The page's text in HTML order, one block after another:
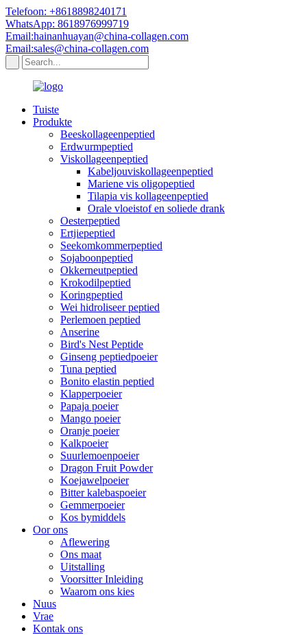
Telefoon: +8618898240171
WhatsApp: 8618976999719
Email:hainanhuayan@china-collagen.com
Email:sales@china-collagen.com
Tuiste
Produkte
Beeskollageenpeptied
Erdwurmpeptied
Viskollageenpeptied
Kabeljouviskollageenpeptied
Mariene vis oligopeptied
Tilapia vis kollageenpeptied
Orale vloeistof en soliede drank
Oesterpeptied
Ertjiepeptied
Seekomkommerpeptied
Sojaboonpeptied
Okkerneutpeptied
Krokodilpeptied
Koringpeptied
Wei hidroliseer peptied
Perlemoen peptied
Anserine
Bird's Nest Peptide
Ginseng peptiedpoeier
Tuna peptied
Bonito elastin peptied
Klapperpoeier
Papaja poeier
Mango poeier
Oranje poeier
Kalkpoeier
Suurlemoenpoeier
Dragon Fruit Powder
Koejawelpoeier
Bitter kalebaspoeier
Gemmerpoeier
Kos bymiddels
Oor ons
Aflewering
Ons maat
Uitstalling
Voorsitter Inleiding
Waarom ons kies
Nuus
Vrae
Kontak ons